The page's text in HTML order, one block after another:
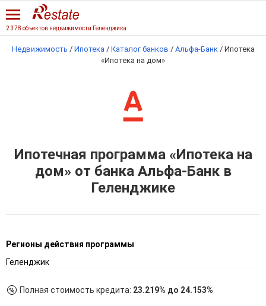
2 378 объектов недвижимости Геленджика
Недвижимость / Ипотека / Каталог банков / Альфа-Банк / Ипотека
«Ипотека на дом»
Ипотечная программа «Ипотека на
дом» от банка Альфа-Банк в
Геленджике
Регионы действия программы
Геленджик
Полная стоимость кредита: 23.219% до 24.153%